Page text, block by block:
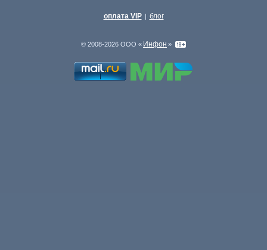
оплата VIP | блог
© 2008-2026 ООО « Инфон »